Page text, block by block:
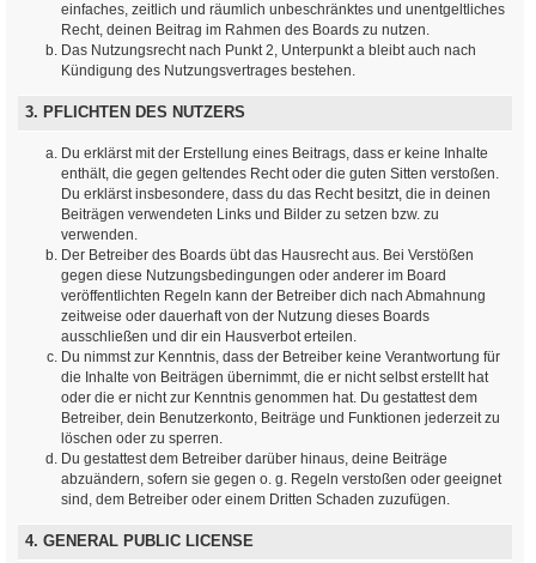
einfaches, zeitlich und räumlich unbeschränktes und unentgeltliches
Recht, deinen Beitrag im Rahmen des Boards zu nutzen.
Das Nutzungsrecht nach Punkt 2, Unterpunkt a bleibt auch nach
Kündigung des Nutzungsvertrages bestehen.
3. PFLICHTEN DES NUTZERS
Du erklärst mit der Erstellung eines Beitrags, dass er keine Inhalte
enthält, die gegen geltendes Recht oder die guten Sitten verstoßen.
Du erklärst insbesondere, dass du das Recht besitzt, die in deinen
Beiträgen verwendeten Links und Bilder zu setzen bzw. zu
verwenden.
Der Betreiber des Boards übt das Hausrecht aus. Bei Verstößen
gegen diese Nutzungsbedingungen oder anderer im Board
veröffentlichten Regeln kann der Betreiber dich nach Abmahnung
zeitweise oder dauerhaft von der Nutzung dieses Boards
ausschließen und dir ein Hausverbot erteilen.
Du nimmst zur Kenntnis, dass der Betreiber keine Verantwortung für
die Inhalte von Beiträgen übernimmt, die er nicht selbst erstellt hat
oder die er nicht zur Kenntnis genommen hat. Du gestattest dem
Betreiber, dein Benutzerkonto, Beiträge und Funktionen jederzeit zu
löschen oder zu sperren.
Du gestattest dem Betreiber darüber hinaus, deine Beiträge
abzuändern, sofern sie gegen o. g. Regeln verstoßen oder geeignet
sind, dem Betreiber oder einem Dritten Schaden zuzufügen.
4. GENERAL PUBLIC LICENSE